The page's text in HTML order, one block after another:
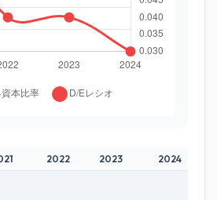
2022 2023 2024